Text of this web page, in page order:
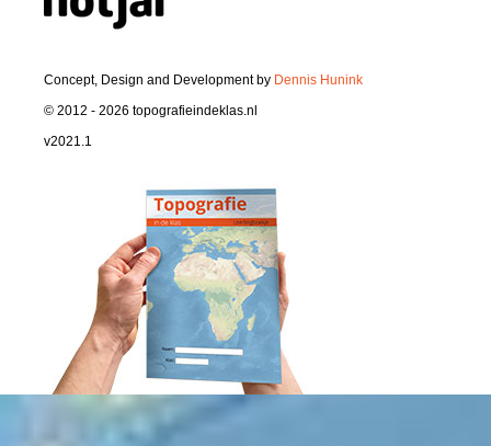
Concept, Design and Development by Dennis Hunink
© 2012 - 2026 topografieindeklas.nl
v2021.1